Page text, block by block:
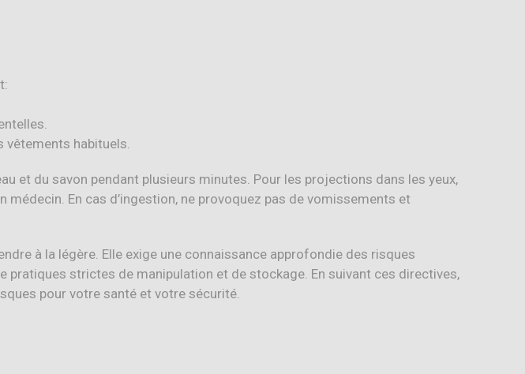
habituels.
et du savon pendant plusieurs minutes. Pour les projections dans les yeux,
En cas d’ingestion, ne provoquez pas de vomissements et
à la légère. Elle exige une connaissance approfondie des risques
strictes de manipulation et de stockage. En suivant ces directives,
pour votre santé et votre sécurité.